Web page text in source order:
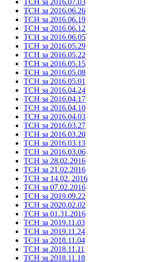
ТСН за 2016.06.26
ТСН за 2016.06.19
ТСН за 2016.06.12
ТСН за 2016.06.05
ТСН за 2016.05.29
ТСН за 2016.05.22
ТСН за 2016.05.15
ТСН за 2016.05.08
ТСН за 2016.05.01
ТСН за 2016.04.24
ТСН за 2016.04.17
ТСН за 2016.04.10
ТСН за 2016.04.03
ТСН за 2016.03.27
ТСН за 2016.03.20
ТСН за 2016.03.13
ТСН за 2016.03.06
ТСН за 28.02.2016
ТСН за 21.02.2016
ТСН за 14.02. 2016
ТСН за 07.02.2016
ТСН за 2019.09.22
ТСН за 2020.02.02
ТСН за 01.31.2016
ТСН за 2019.11.03
ТСН за 2019.11.24
ТСН за 2018.11.04
ТСН за 2018.11.11
ТСН за 2018.11.18